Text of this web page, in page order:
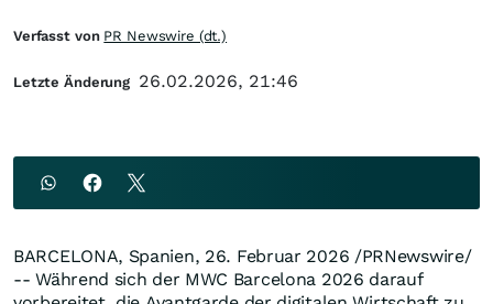
BARCELONA, Spanien, 26. Februar 2026 /PRNewswire/
-- Während sich der MWC Barcelona 2026 darauf
Verfasst von PR Newswire (dt.)
Letzte Änderung 26.02.2026, 21:46